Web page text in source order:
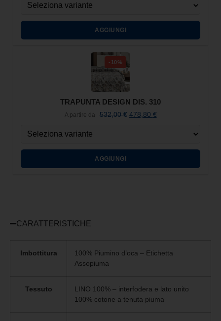
AGGIUNGI
-10%
TRAPUNTA DESIGN DIS. 310
A partire da 532,00€ 478,80 €
AGGIUNGI
CARATTERISTICHE
Imbottitura
100% Piumino d’oca – Etichetta
Assopiuma
Tessuto
LINO 100% – interfodera e lato unito
100% cotone a tenuta piuma